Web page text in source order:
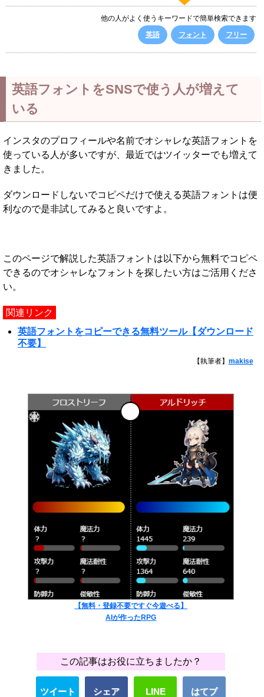
他の人がよく使うキーワードで簡単検索できます
英語
フォント フリー
英語フォントをSNSで使う人が増えて
いる
インスタのプロフィールや名前でオシャレな英語フォントを
使っている人が多いですが、最近ではツイッターでも増えて
きました。
ダウンロードしないでコピペだけで使える英語フォントは便
利なので是非試してみると良いですよ。
このページで解説した英語フォントは以下から無料でコピペ
できるのでオシャレなフォントを探したい方はご活用くださ
い。
関連リンク
英語フォントをコピーできる無料ツール【ダウンロード
不要】
【執筆者】 makise
【無料・登録不要ですぐ今遊べる】
AIが作ったRPG
この記事はお役に立ちましたか？
ツイート シェア LINE はてブ